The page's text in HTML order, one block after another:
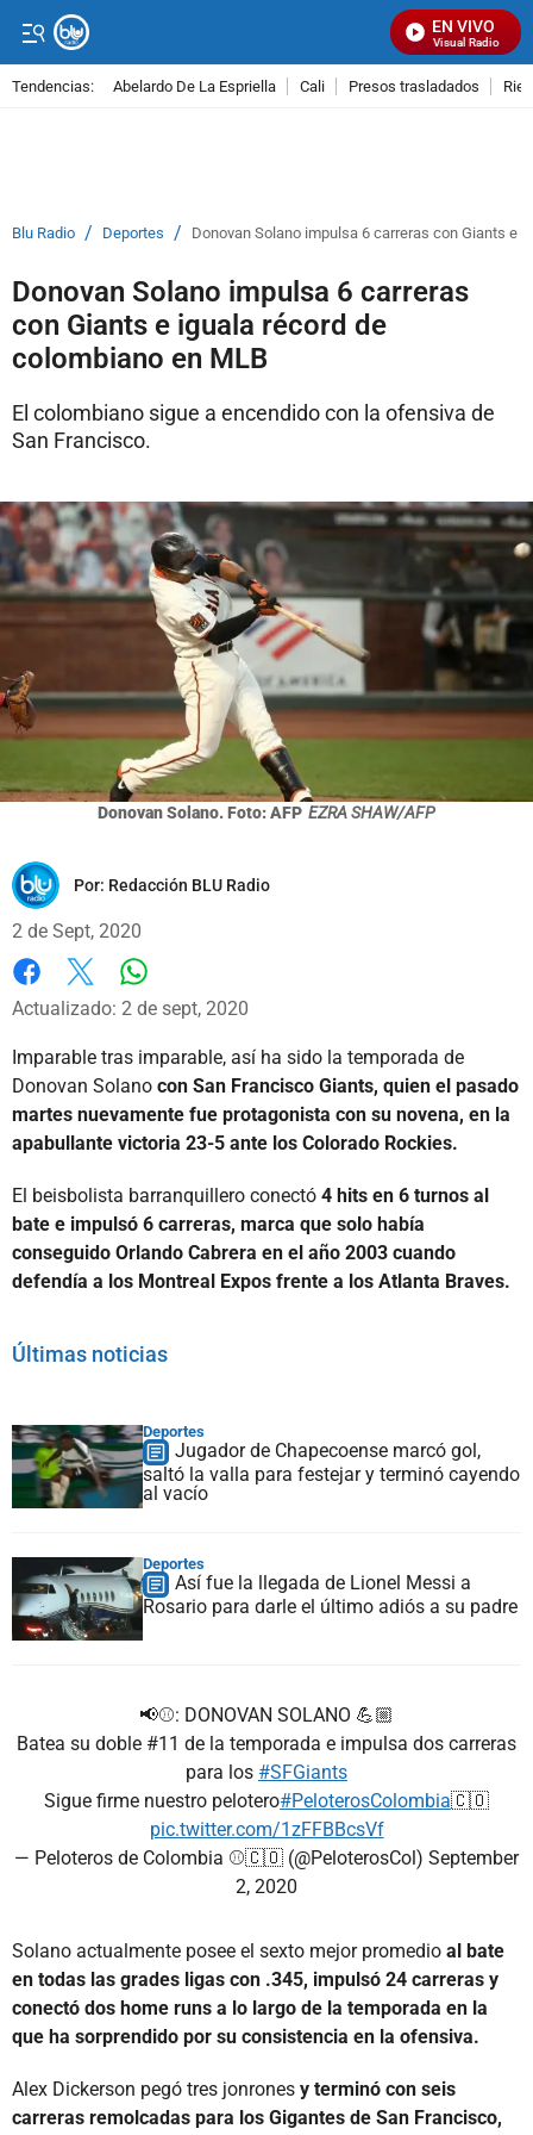
EN VIVO
Señal Visual Radio
Tendencias: Abelardo De La Espriella Cali Presos trasladados
Blu Radio / Deportes / Donovan Solano impulsa 6 carreras con Giants e
Donovan Solano impulsa 6 carreras
con Giants e iguala récord de
colombiano en MLB
El colombiano sigue a encendido con la ofensiva de
San Francisco.
Donovan Solano. Foto: AFP EZRA SHAW/AFP
Por: Redacción BLU Radio
2 de Sept, 2020
Facebook
X
Actualizado: 2 de sept, 2020
Imparable tras imparable, así ha sido la temporada de
Donovan Solano con San Francisco Giants, quien el pasado
martes nuevamente fue protagonista con su novena, en la
apabullante victoria 23-5 ante los Colorado Rockies.
El beisbolista barranquillero conectó 4 hits en 6 turnos al
bate e impulsó 6 carreras, marca que solo había
conseguido Orlando Cabrera en el año 2003 cuando
defendía a los Montreal Expos frente a los Atlanta Braves.
Últimas noticias
Deportes
Jugador de Chapecoense marcó gol,
saltó la valla para festejar y terminó cayendo
al vacío
Deportes
Así fue la llegada de Lionel Messi a
Rosario para darle el último adiós a su padre
📢⚾: DONOVAN SOLANO 💪🏼
Batea su doble #11 de la temporada e impulsa dos carreras
para los #SFGiants
Sigue firme nuestro pelotero#PeloterosColombia🇨🇴
pic.twitter.com/1zFFBBcsVf
— Peloteros de Colombia ⚾️🇨🇴 (@PeloterosCol) September
2, 2020
Solano actualmente posee el sexto mejor promedio al bate
en todas las grades ligas con .345, impulsó 24 carreras y
conectó dos home runs a lo largo de la temporada en la
que ha sorprendido por su consistencia en la ofensiva.
Alex Dickerson pegó tres jonrones y terminó con seis
carreras remolcadas para los Gigantes de San Francisco,